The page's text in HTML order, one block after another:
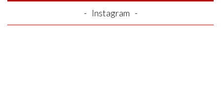
Instagram